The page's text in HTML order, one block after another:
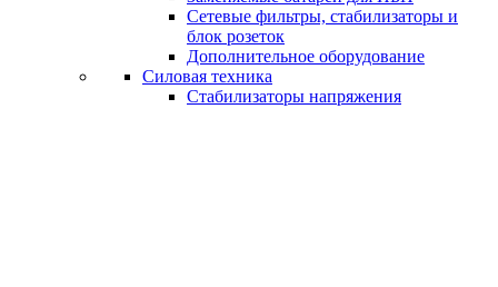
Сетевые фильтры, стабилизаторы и
блок розеток
Дополнительное оборудование
Силовая техника
Стабилизаторы напряжения